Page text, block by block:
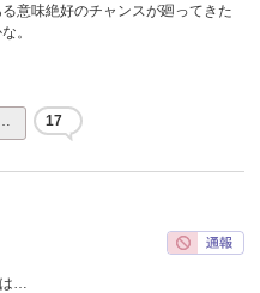
意味絶好のチャンスが廻ってきた
。
17
は…